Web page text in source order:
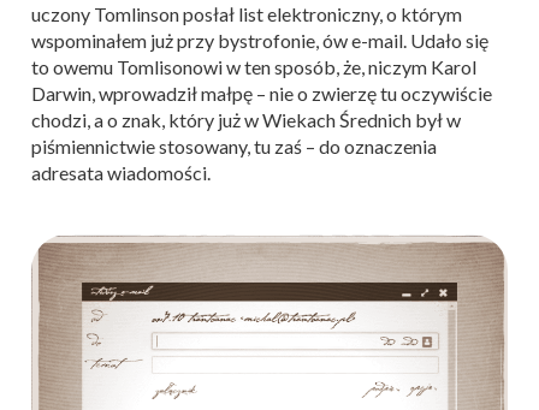
uczony Tomlinson posłał list elektroniczny, o którym
wspominałem już przy bystrofonie, ów e-mail. Udało się
to owemu Tomlisonowi w ten sposób, że, niczym Karol
Darwin, wprowadził małpę – nie o zwierzę tu oczywiście
chodzi, a o znak, który już w Wiekach Średnich był w
piśmiennictwie stosowany, tu zaś – do oznaczenia
adresata wiadomości.